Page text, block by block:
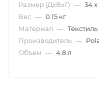
Размер (ДхВхГ) — 34 х
Вес — 0.15 кг
Материал — Текстиль
Производитель —
Объем — 4.8 л